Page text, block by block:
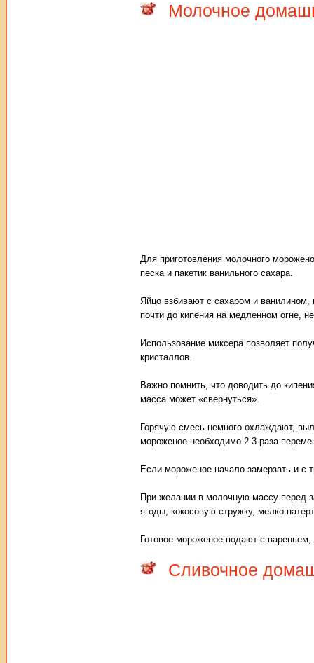
Молочное
Для приготовления молочного
песка и пакетик ванильного сахара.
Яйцо взбивают с сахаром и
почти до кипения на медленном огне,
Использование миксера позволяет
кристаллов.
Важно помнить, что доводить до
масса может «свернуться».
Горячую смесь немного охлаждают,
мороженое необходимо 2-3 раза
Если мороженое начало замерзать и с
При желании в молочную массу перед
ягоды, кокосовую стружку, мелко
Готовое мороженое подают с
Сливочное